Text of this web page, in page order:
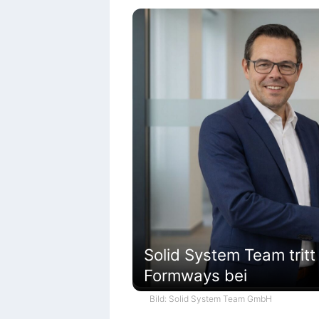
Solid System Team
Formways bei
Bild: Solid System Team GmbH